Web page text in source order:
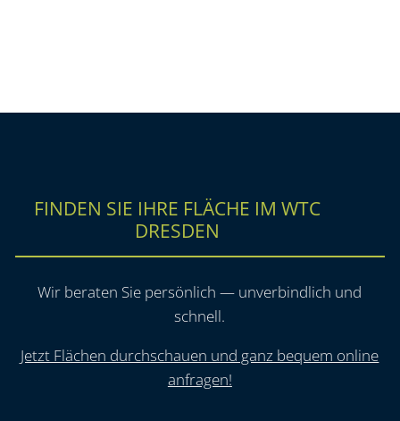
FINDEN SIE IHRE FLÄCHE IM WTC
DRESDEN
Wir beraten Sie persönlich — unverbindlich und
schnell.
Jetzt Flächen durchschauen und ganz bequem online
anfragen!